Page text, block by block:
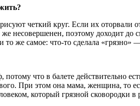
четкий круг. Если их оторвали
несовершенен, поэтому доходит
же самое: что-то сделала «грязно»
что в балете действительно
При этом она мама, женщина, то
который грязной сковородки в